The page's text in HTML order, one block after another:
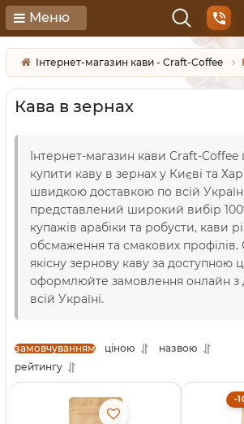
Меню
Інтернет-магазин кави - Craft-Coffee
Кава в зернах
Інтернет-магазин кави Craft-
купити каву в зернах у Києві та
швидкою доставкою по всій
представлений широкий вибір
купажів арабіки та робусти, кави
обсмаження та смакових
якісну зернову каву за доступною
оформлюйте замовлення онлайн з
всій Україні.
замовчуванням ціною
назвою
рейтингу
-